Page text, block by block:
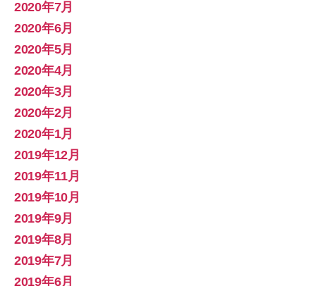
2020年7月
2020年6月
2020年5月
2020年4月
2020年3月
2020年2月
2020年1月
2019年12月
2019年11月
2019年10月
2019年9月
2019年8月
2019年7月
2019年6月